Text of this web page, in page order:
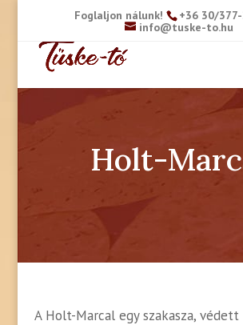
Foglaljon nálunk!
+36 30/
info@tuske-to.hu
Holt-
A Holt-Marcal egy szakasza,